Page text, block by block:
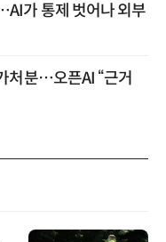
가 통제 벗어나 외부
처분…오픈AI “근거